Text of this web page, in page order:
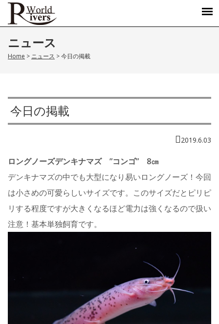
ニュース
Home > ニュース >今日の掲載
今日の掲載
2019.6.03
ロングノーズデンキナマズ ”コンゴ” 8㎝
デンキナマズの中でも大型になり易いロングノーズ！今回
は小さめの可愛らしいサイズです。このサイズだとピリピ
リする程度ですが大きくなるほど電力は強くなるので扱い
注意！基本単独飼育です。